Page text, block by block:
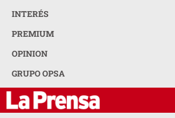
INTERÉS
PREMIUM
OPINION
GRUPO OPSA